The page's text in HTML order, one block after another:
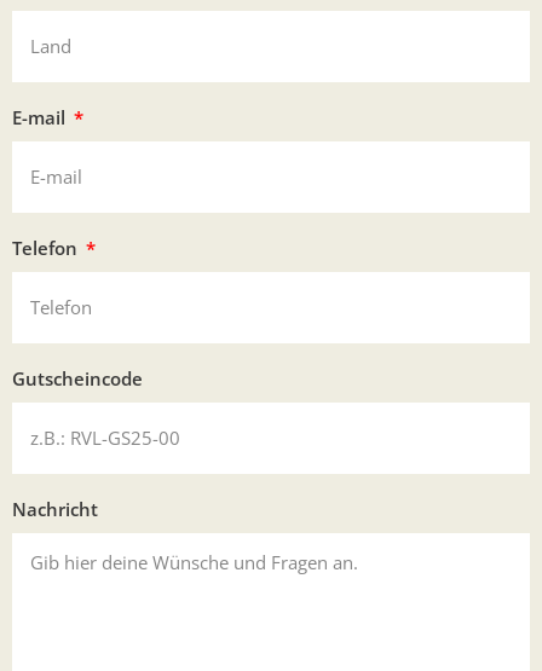
E-mail
Telefon
Gutscheincode
Nachricht